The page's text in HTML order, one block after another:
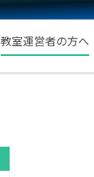
教室運営者の方へ